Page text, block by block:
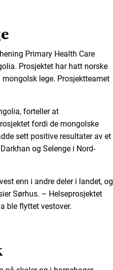
Primary Health Care
Prosjektet har hatt norske
lege. Prosjektteamet
forteller at
fordi de mongolske
sett positive resultater av et
og Selenge i Nord-
enn i andre deler i landet, og
Sørhus. – Helseprosjektet
ble flyttet vestover.